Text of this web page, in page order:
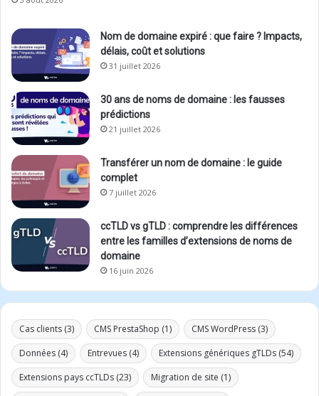
Nom de domaine expiré : que faire ? Impacts,
délais, coût et solutions
31 juillet 2026
30 ans de noms de domaine : les fausses
prédictions
21 juillet 2026
Transférer un nom de domaine : le guide
complet
7 juillet 2026
ccTLD vs gTLD : comprendre les différences
entre les familles d’extensions de noms de
domaine
16 juin 2026
Cas clients (3) CMS PrestaShop (1) CMS WordPress (3)
Données (4) Entrevues (4) Extensions génériques gTLDs (54)
Extensions pays ccTLDs (23) Migration de site (1)